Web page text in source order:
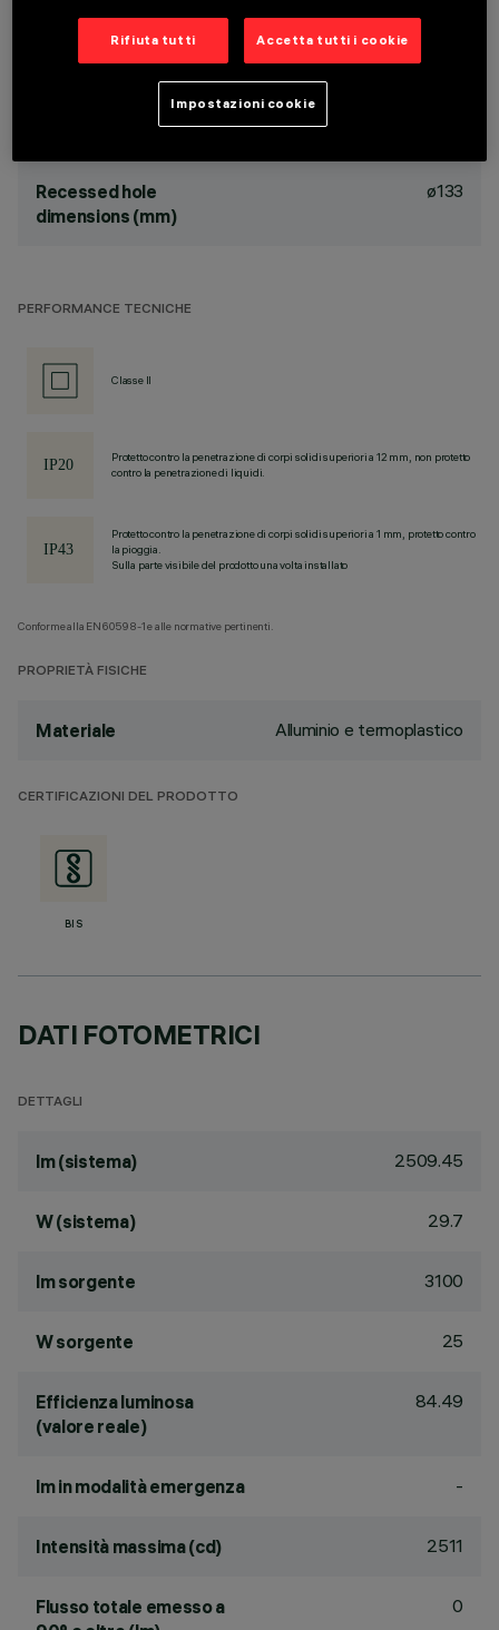
Recessed hole
dimensions (mm)
ø133
PERFORMANCE TECNICHE
Classe II
Protetto contro la penetrazione di corpi solidi superiori a 12 mm, non protetto
contro la penetrazione di liquidi.
Protetto contro la penetrazione di corpi solidi superiori a 1 mm, protetto contro
la pioggia.
Sulla parte visibile del prodotto una volta installato
Conforme alla EN60598-1 e alle normative pertinenti.
PROPRIETÀ FISICHE
Materiale Alluminio e termoplastico
CERTIFICAZIONI DEL PRODOTTO
BIS
DATI FOTOMETRICI
DETTAGLI
lm (sistema) 2509.45
W (sistema) 29.7
lm sorgente 3100
W sorgente 25
Efficienza luminosa
(valore reale)
84.49
lm in modalità emergenza -
Intensità massima (cd) 2511
Flusso totale emesso a
0
Rifiuta tutti Accetta tutti i cookie
Impostazioni cookie